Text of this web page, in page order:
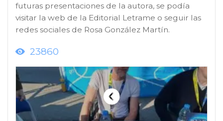
futuras presentaciones de la autora, se podía
visitar la web de la Editorial Letrame o seguir las
redes sociales de Rosa González Martín.
23860